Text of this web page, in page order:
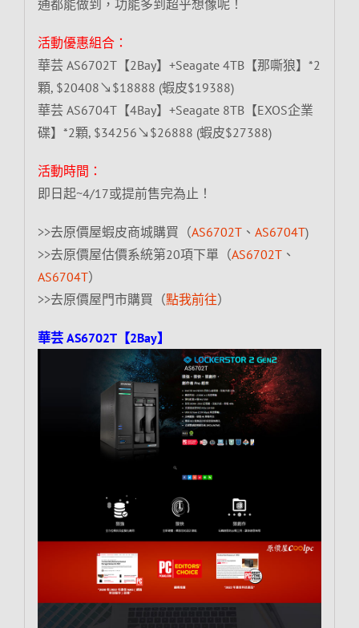
通都能做到，功能多到超乎想像呢！
活動優惠組合：
華芸 AS6702T【2Bay】+Seagate 4TB【那嘶狼】*2
顆, $20408↘$18888 (蝦皮$19388)
華芸 AS6704T【4Bay】+Seagate 8TB【EXOS企業
碟】*2顆, $34256↘$26888 (蝦皮$27388)
活動時間：
即日起~4/17或提前售完為止！
>>去原價屋蝦皮商城購買（AS6702T、 AS6704T)
>>去原價屋估價系統第20項下單（AS6702T、
AS6704T）
>>去原價屋門市購買（點我前往）
華芸 AS6702T【2Bay】